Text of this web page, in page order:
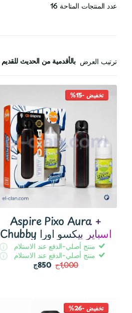
عدد المنتجات المتاحة 16
ترتيب العرض
تخفيض -15%
Aspire Pixo Aura +
Chubby اسباير بيكسو اورا
منتج أصلي-الدفع عند الاستلام
منتج أصلي-الدفع عند الاستلام
1,000ج
850ج
تخفيض -26%